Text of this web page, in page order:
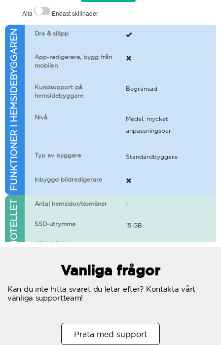
Alla Endast skillnader
FUNKTIONER I HEMSIDEBYGGAREN Dra & släpp
App-redigerare, bygg från
mobilen
Kundsupport på
hemsidebyggare
Begränsad
Nivå
Medel, mycket
anpassningsbar
Typ av byggare Standardbyggare
Inbyggd bildredigerare
FUNKTIONER I WEBBHOTELLET Antal hemsidor/domäner 1
SSD-utrymme 15 GB
CPU & RAM
Gratis SSL-certifikat
Antal samtidiga
Vanliga frågor
Kan du inte hitta svaret du letar efter? Kontakta vårt
vänliga supportteam!
Prata med support